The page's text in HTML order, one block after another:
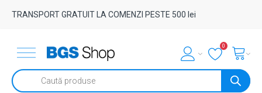
TRANSPORT GRATUIT LA COMENZI PESTE 500 lei
0
Products
search